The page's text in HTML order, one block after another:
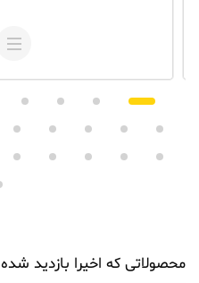
محصولاتی که اخیرا بازدید شده